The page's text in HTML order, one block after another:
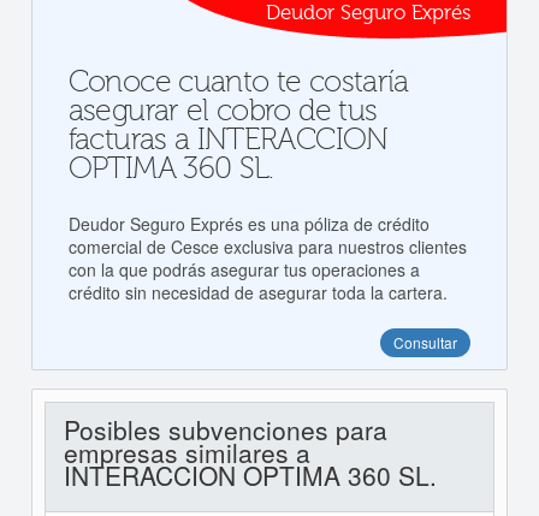
Deudor Seguro Exprés
Conoce cuanto te costaría
asegurar el cobro de tus
facturas a INTERACCION
OPTIMA 360 SL.
Deudor Seguro Exprés es una póliza de crédito
comercial de Cesce exclusiva para nuestros clientes
con la que podrás asegurar tus operaciones a
crédito sin necesidad de asegurar toda la cartera.
Consultar
Posibles subvenciones para
empresas similares a
INTERACCION OPTIMA 360 SL.